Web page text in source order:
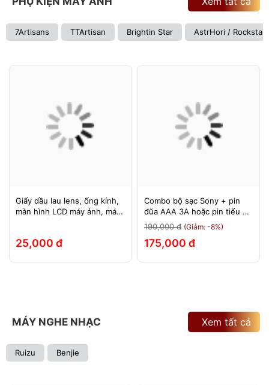
7Artisans TTArtisan Brightin Star AstrHori / Rockstar
Giấy dầu lau lens, ống kính,
màn hình LCD máy ảnh, máy
quay, máy tính, laptop, điện
25,000 đ
Combo bộ sạc Sony + pin
đũa AAA 3A hoặc pin tiểu AA
2A Sony 1.5v
190,000 đ (Giảm: -8%)
175,000 đ
MÁY NGHE NHẠC
Ruizu Benjie
Xem tất cả